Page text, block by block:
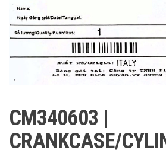
CM340603 |
CRANKCASE/